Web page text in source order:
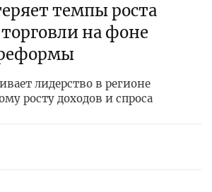
темпы роста
на фоне
лидерство в регионе
росту доходов и спроса